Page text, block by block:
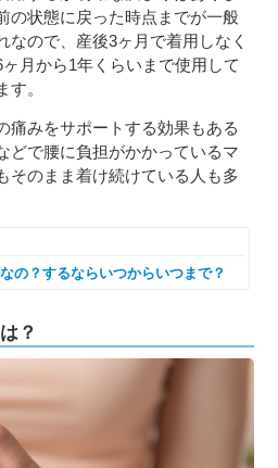
の状態に戻った時点までが一般
なので、産後3ヶ月で着用しなく
月から1年くらいまで使用して
す。
痛みをサポートする効果もある
どで腰に負担がかかっているマ
そのまま着け続けている人も多
の？するならいつからいつまで？
？